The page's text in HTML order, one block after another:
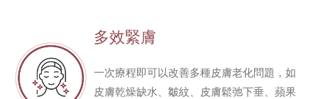
多效緊膚
一次療程即可以改善多種皮膚老化問題，如
皮膚乾燥缺水、皺紋、皮膚鬆弛下垂、蘋果